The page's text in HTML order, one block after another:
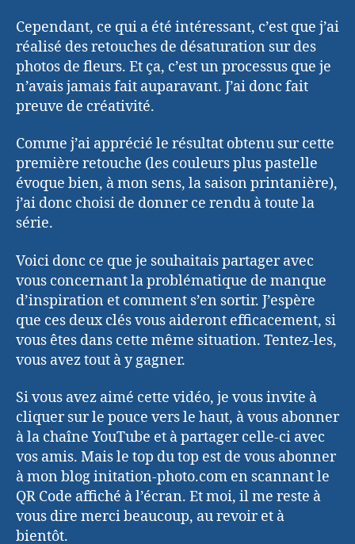
Cependant, ce qui a été intéressant, c’est que j’ai
réalisé des retouches de désaturation sur des
photos de fleurs. Et ça, c’est un processus que je
n’avais jamais fait auparavant. J’ai donc fait
preuve de créativité.
Comme j’ai apprécié le résultat obtenu sur cette
première retouche (les couleurs plus pastelle
évoque bien, à mon sens, la saison printanière),
j’ai donc choisi de donner ce rendu à toute la
série.
Voici donc ce que je souhaitais partager avec
vous concernant la problématique de manque
d’inspiration et comment s’en sortir. J’espère
que ces deux clés vous aideront efficacement, si
vous êtes dans cette même situation. Tentez-les,
vous avez tout à y gagner.
Si vous avez aimé cette vidéo, je vous invite à
cliquer sur le pouce vers le haut, à vous abonner
à la chaîne YouTube et à partager celle-ci avec
vos amis. Mais le top du top est de vous abonner
à mon blog initation-photo.com en scannant le
QR Code affiché à l’écran. Et moi, il me reste à
vous dire merci beaucoup, au revoir et à
bientôt.